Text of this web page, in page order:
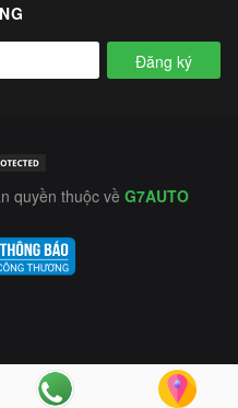
Đăng ký
quyền thuộc về G7AUTO